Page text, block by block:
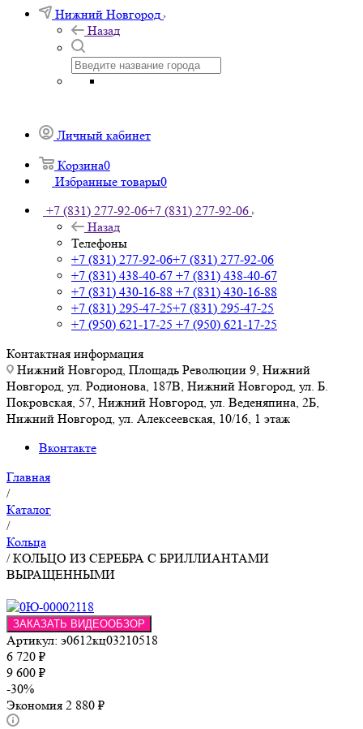
Нижний Новгород
Назад
Личный кабинет
Корзина0
Избранные товары0
+7 (831) 277-92-06+7 (831) 277-92-06
Назад
Телефоны
+7 (831) 277-92-06+7 (831) 277-92-06
+7 (831) 438-40-67 +7 (831) 438-40-67
+7 (831) 430-16-88 +7 (831) 430-16-88
+7 (831) 295-47-25+7 (831) 295-47-25
+7 (950) 621-17-25 +7 (950) 621-17-25
Контактная информация
Нижний Новгород, Площадь Революции 9, Нижний
Новгород, ул. Родионова, 187В, Нижний Новгород, ул. Б.
Покровская, 57, Нижний Новгород, ул. Веденяпина, 2Б,
Нижний Новгород, ул. Алексеевская, 10/16, 1 этаж
Вконтакте
Главная
/
Каталог
/
Кольца
/КОЛЬЦО ИЗ СЕРЕБРА С БРИЛЛИАНТАМИ
ВЫРАЩЕННЫМИ
ЗАКАЗАТЬ ВИДЕООБЗОР
Артикул: э0612кц03210518
6 720 ₽
9 600 ₽
-30%
Экономия 2 880 ₽